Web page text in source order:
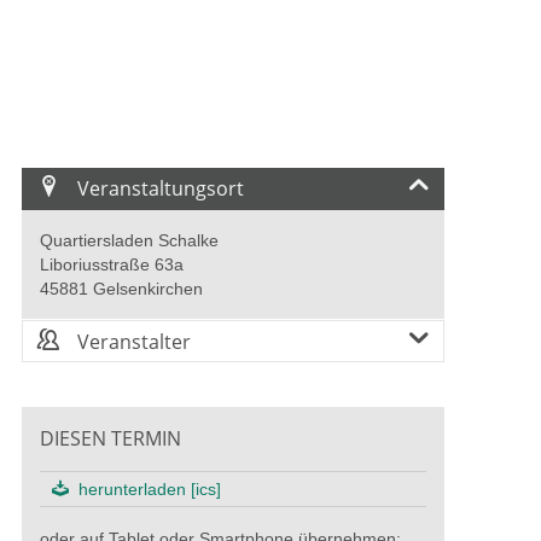
Veranstaltungsort
Quartiersladen Schalke
Liboriusstraße 63a
45881 Gelsenkirchen
Veranstalter
DIESEN TERMIN
herunterladen [ics]